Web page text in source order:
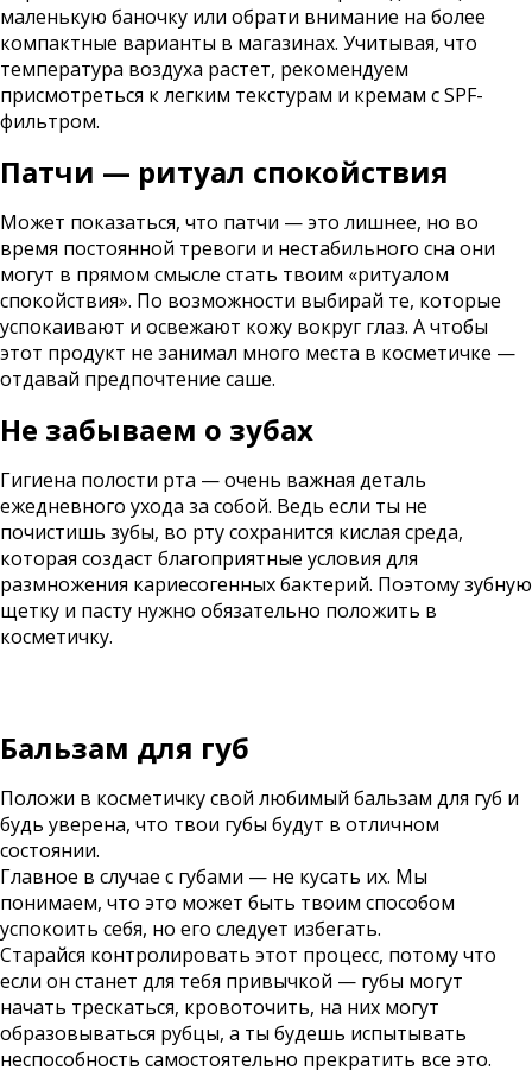
маленькую баночку или обрати внимание на более
компактные варианты в магазинах. Учитывая, что
температура воздуха растет, рекомендуем
присмотреться к легким текстурам и кремам с SPF-
фильтром.
Патчи — ритуал спокойствия
Может показаться, что патчи — это лишнее, но во
время постоянной тревоги и нестабильного сна они
могут в прямом смысле стать твоим «ритуалом
спокойствия». По возможности выбирай те, которые
успокаивают и освежают кожу вокруг глаз. А чтобы
этот продукт не занимал много места в косметичке —
отдавай предпочтение саше.
Не забываем о зубах
Гигиена полости рта — очень важная деталь
ежедневного ухода за собой. Ведь если ты не
почистишь зубы, во рту сохранится кислая среда,
которая создаст благоприятные условия для
размножения кариесогенных бактерий. Поэтому зубную
щетку и пасту нужно обязательно положить в
косметичку.
Бальзам для губ
Положи в косметичку свой любимый бальзам для губ и
будь уверена, что твои губы будут в отличном
состоянии.
Главное в случае с губами — не кусать их. Мы
понимаем, что это может быть твоим способом
успокоить себя, но его следует избегать.
Старайся контролировать этот процесс, потому что
если он станет для тебя привычкой — губы могут
начать трескаться, кровоточить, на них могут
образовываться рубцы, а ты будешь испытывать
неспособность самостоятельно прекратить все это.